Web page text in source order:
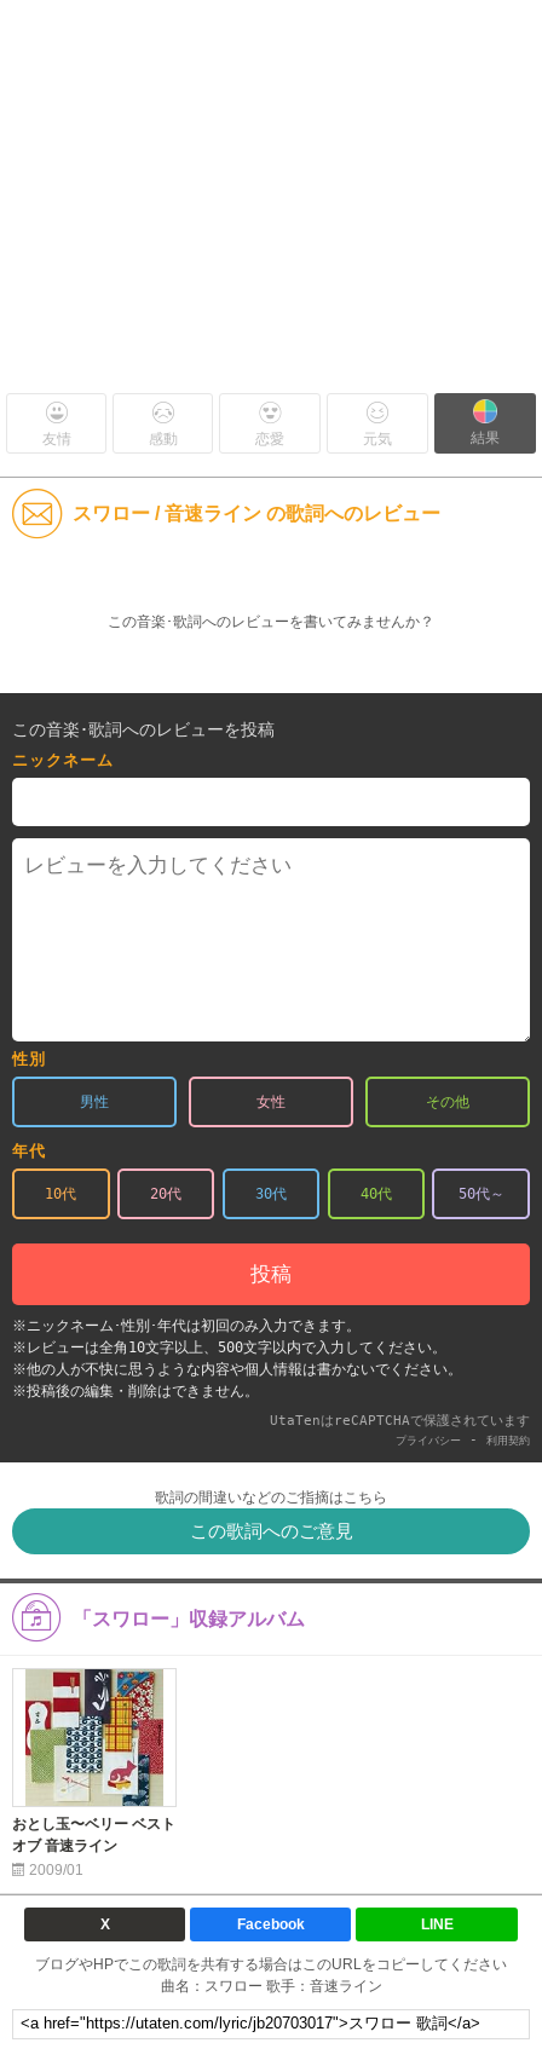
友情 感動 恋愛 元気 結果
スワロー / 音速ライン の歌詞へのレビュー
この音楽･歌詞へのレビューを書いてみませんか？
この音楽･歌詞へのレビューを投稿
ニックネーム
性別
男性 女性 その他
年代
10代 20代 30代 40代 50代～
投稿
※ニックネーム･性別･年代は初回のみ入力できます。
※レビューは全角10文字以上、500文字以内で入力してください。
※他の人が不快に思うような内容や個人情報は書かないでください。
※投稿後の編集・削除はできません。
UtaTenはreCAPTCHAで保護されています
プライバシー - 利用契約
歌詞の間違いなどのご指摘はこちら
この歌詞へのご意見
「スワロー」収録アルバム
おとし玉〜ベリー ベスト
オブ 音速ライン
2009/01
X Facebook LINE
ブログやHPでこの歌詞を共有する場合はこのURLをコピーしてください
曲名：スワロー 歌手：音速ライン